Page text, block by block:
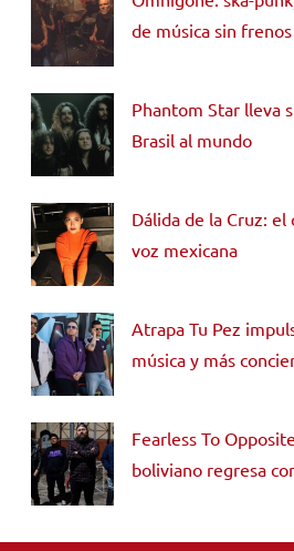
de música sin frenos
Phantom Star lleva
Brasil al mundo
Dálida de la Cruz:
voz mexicana
Atrapa Tu Pez
música y más
Fearless To
boliviano regresa